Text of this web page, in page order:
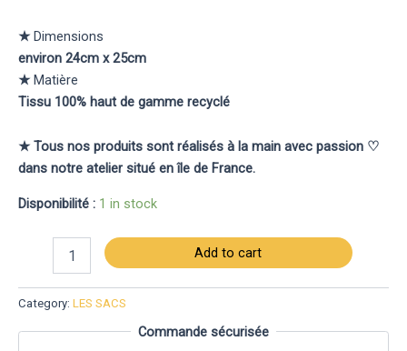
★Dimensions
environ 24cm x 25cm
★Matière
Tissu 100% haut de gamme recyclé
★ Tous nos produits sont réalisés à la main avec passion ♡
dans notre atelier situé en île de France.
Disponibilité : 1 in stock
Add to cart
Category: LES SACS
Commande sécurisée